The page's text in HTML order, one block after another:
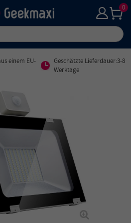
0
einem EU-
Geschätzte Lieferdauer:3-8
Werktage